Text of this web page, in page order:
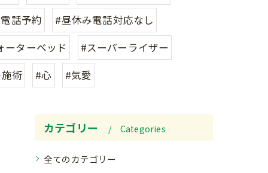
話予約
#昼休み電話対応なし
ーターベッド
#スーパーライザー
術 #心 #気愛
カテゴリー Categories
全てのカテゴリー